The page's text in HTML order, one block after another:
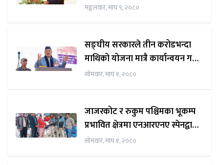
मङ्गलवार, माघ ९, २०८०
सङ्घीय सरकारले तीन करोडभन्दा
माथिको योजना मात्रै कार्यान्वयन गर्छ
: अर्थमन्त्री डा महत
सोमवार, माघ १, २०८०
जाजरकोट र रुकुम पश्चिमका भूकम्प
प्रभावित क्षेत्रमा एनआरएनए स्पेनद्वारा
राहत वितरण
सोमवार, माघ १, २०८०